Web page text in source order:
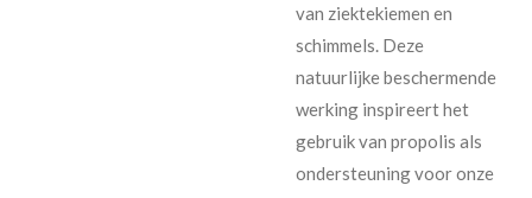
van ziektekiemen en
schimmels. Deze
natuurlijke beschermende
werking inspireert het
gebruik van propolis als
ondersteuning voor onze